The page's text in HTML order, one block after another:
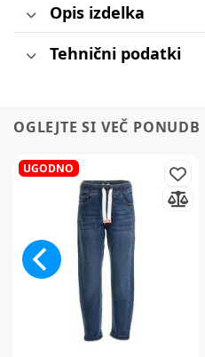
Opis izdelka
Tehnični podatki
OGLEJTE SI VEČ PONUDB
UGODNO